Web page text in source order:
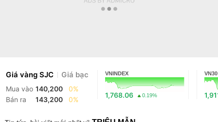
Giá vàng SJC Giá bạc
Mua vào 140,200
0%
Bán ra
143,200 0%
VNINDEX
1,768.06 0.19%
VN30